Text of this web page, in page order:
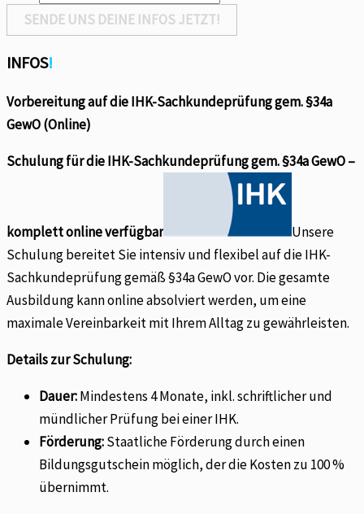
SENDE UNS DEINE INFOS JETZT!
INFOS!
Vorbereitung auf die IHK-Sachkundeprüfung gem. §34a
GewO (Online)
Schulung für die IHK-Sachkundeprüfung gem. §34a GewO –
komplett online verfügbar
Unsere
Schulung bereitet Sie intensiv und flexibel auf die IHK-
Sachkundeprüfung gemäß §34a GewO vor. Die gesamte
Ausbildung kann online absolviert werden, um eine
maximale Vereinbarkeit mit Ihrem Alltag zu gewährleisten.
Details zur Schulung:
Dauer:Mindestens 4 Monate, inkl. schriftlicher und
mündlicher Prüfung bei einer IHK.
Förderung:Staatliche Förderung durch einen
Bildungsgutschein möglich, der die Kosten zu 100 %
übernimmt.